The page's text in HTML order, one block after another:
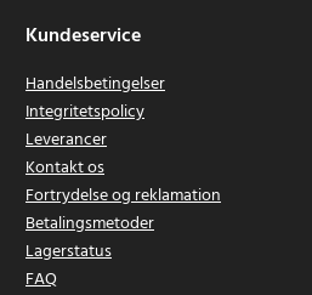
Kundeservice
Handelsbetingelser
Integritetspolicy
Leverancer
Kontakt os
Fortrydelse og reklamation
Betalingsmetoder
Lagerstatus
FAQ